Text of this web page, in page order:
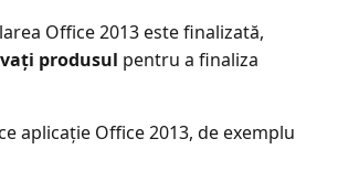
Office 2013 este finalizată,
produsul pentru a finaliza
aplicație Office 2013, de exemplu